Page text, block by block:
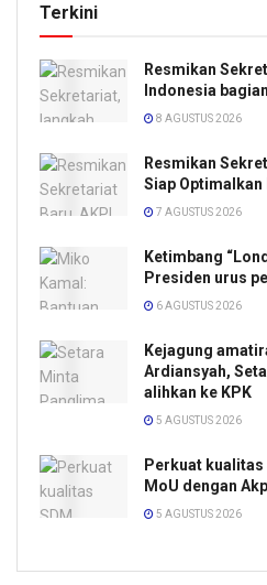
Terkini
Resmikan
Indonesia
8 AGUSTUS 2026
Resmikan
Siap Optimalkan
7 AGUSTUS 2026
Ketimbang
Presiden urus
6 AGUSTUS 2026
Kejagung
Ardiansyah,
alihkan ke KPK
5 AGUSTUS 2026
Perkuat kualitas
MoU dengan
5 AGUSTUS 2026